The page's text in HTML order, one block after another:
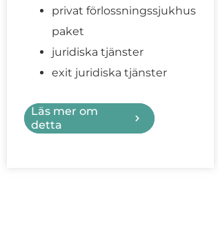
privat förlossningssjukhus
paket
juridiska tjänster
exit juridiska tjänster
Läs mer om
detta